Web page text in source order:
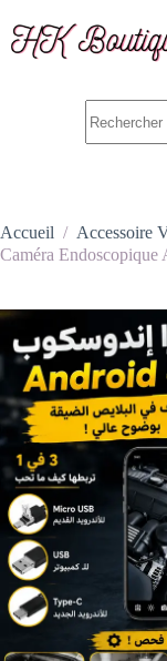
Accueil / Accessoire
Caméra